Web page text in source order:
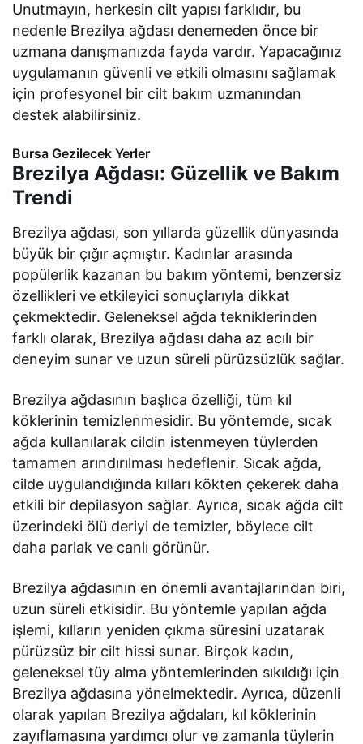
Unutmayın, herkesin cilt yapısı farklıdır, bu
nedenle Brezilya ağdası denemeden önce bir
uzmana danışmanızda fayda vardır. Yapacağınız
uygulamanın güvenli ve etkili olmasını sağlamak
için profesyonel bir cilt bakım uzmanından
destek alabilirsiniz.
Bursa Gezilecek Yerler
Brezilya Ağdası: Güzellik ve Bakım
Trendi
Brezilya ağdası, son yıllarda güzellik dünyasında
büyük bir çığır açmıştır. Kadınlar arasında
popülerlik kazanan bu bakım yöntemi, benzersiz
özellikleri ve etkileyici sonuçlarıyla dikkat
çekmektedir. Geleneksel ağda tekniklerinden
farklı olarak, Brezilya ağdası daha az acılı bir
deneyim sunar ve uzun süreli pürüzsüzlük sağlar.
Brezilya ağdasının başlıca özelliği, tüm kıl
köklerinin temizlenmesidir. Bu yöntemde, sıcak
ağda kullanılarak cildin istenmeyen tüylerden
tamamen arındırılması hedeflenir. Sıcak ağda,
cilde uygulandığında kılları kökten çekerek daha
etkili bir depilasyon sağlar. Ayrıca, sıcak ağda cilt
üzerindeki ölü deriyi de temizler, böylece cilt
daha parlak ve canlı görünür.
Brezilya ağdasının en önemli avantajlarından biri,
uzun süreli etkisidir. Bu yöntemle yapılan ağda
işlemi, kılların yeniden çıkma süresini uzatarak
pürüzsüz bir cilt hissi sunar. Birçok kadın,
geleneksel tüy alma yöntemlerinden sıkıldığı için
Brezilya ağdasına yönelmektedir. Ayrıca, düzenli
olarak yapılan Brezilya ağdaları, kıl köklerinin
zayıflamasına yardımcı olur ve zamanla tüylerin